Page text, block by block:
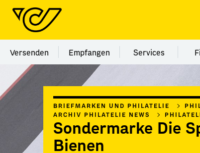
Menü Kategorie Versenden
Versenden Menü Kategorie Empfangen
Empfangen Menü
Services
BRIEFMARKEN UND PHILATELIE
ARCHIV PHILATELIE NEWS
Sondermarke Die
Bienen